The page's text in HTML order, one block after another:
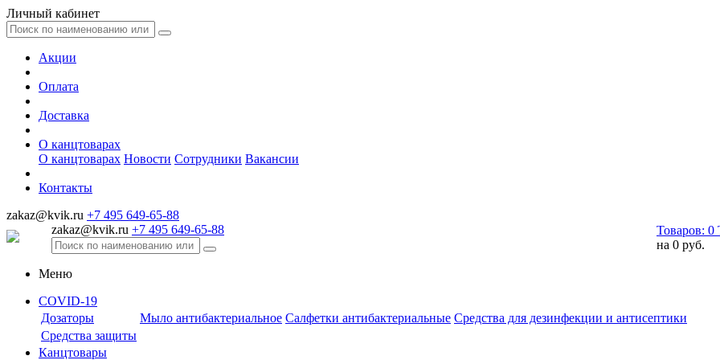
Личный кабинет
Акции
Оплата
Доставка
О канцтоварах
О канцтоварах Новости Сотрудники Вакансии
Контакты
zakaz@kvik.ru +7 495 649-65-88
zakaz@kvik.ru +7 495 649-65-88 Товаров: 0
на 0 руб.
Меню
COVID-19
Дозаторы
Мыло антибактериальное Салфетки антибактериальные Средства для дезинфекции и антисептики
Средства защиты
Канцтовары